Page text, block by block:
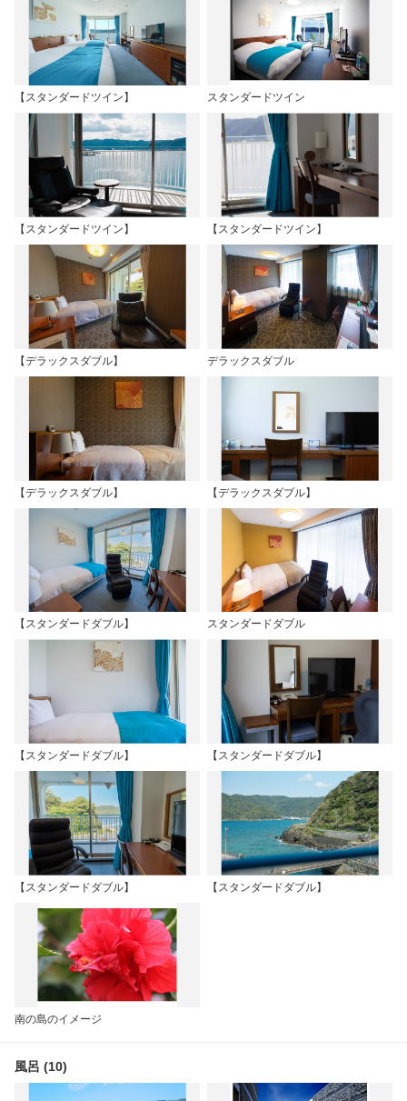
【スタンダードツイン】 スタンダードツイン
【スタンダードツイン】 【スタンダードツイン】
【デラックスダブル】 デラックスダブル
【デラックスダブル】 【デラックスダブル】
【スタンダードダブル】 スタンダードダブル
【スタンダードダブル】 【スタンダードダブル】
【スタンダードダブル】 【スタンダードダブル】
南の島のイメージ
風呂 (10)